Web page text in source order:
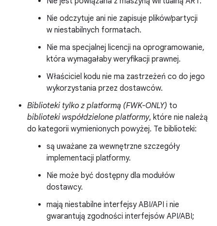
Nie odczytuje ani nie zapisuje plików/partycji
w niestabilnych formatach.
Nie ma specjalnej licencji na oprogramowanie,
która wymagałaby weryfikacji prawnej.
Właściciel kodu nie ma zastrzeżeń co do jego
wykorzystania przez dostawców.
Biblioteki tylko z platformą (FWK-ONLY) to
biblioteki współdzielone platformy, które nie należą
do kategorii wymienionych powyżej. Te biblioteki:
są uważane za wewnętrzne szczegóły
implementacji platformy.
Nie może być dostępny dla modułów
dostawcy.
mają niestabilne interfejsy ABI/API i nie
gwarantują zgodności interfejsów API/ABI;